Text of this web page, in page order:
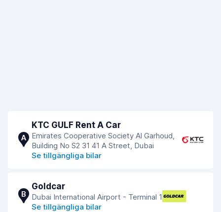
A
KTC GULF Rent A Car
Emirates Cooperative Society Al Garhoud,
Building No S2 31 41 A Street, Dubai
Se tillgängliga bilar
B
Goldcar
Dubai International Airport - Terminal 1
Se tillgängliga bilar